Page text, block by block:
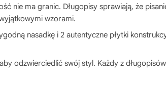
nie ma granic. Długopisy sprawiają, że
wzorami.
nasadkę i 2 autentyczne płytki
odzwierciedlić swój styl. Każdy z